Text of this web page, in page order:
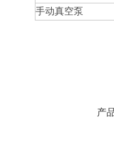
手动真空泵
产